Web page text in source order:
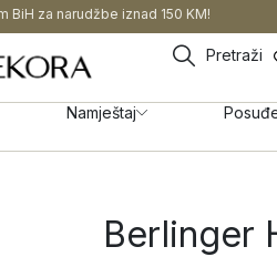
BiH za narudžbe iznad 150 KM!
Pretraži
Namještaj
Berlinger